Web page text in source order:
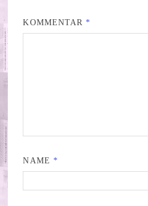
KOMMENTAR *
NAME *